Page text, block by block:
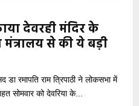
देवरही मंदिर के
मंत्रालय से की ये बड़ी
रमापति राम त्रिपाठी ने लोकसभा में
सोमवार को देवरिया के...